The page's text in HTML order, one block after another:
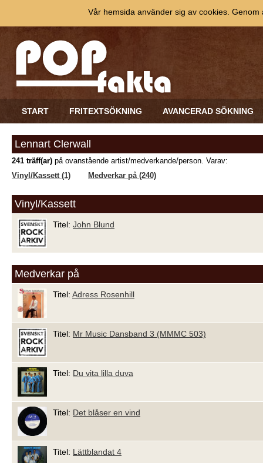
START FRITEXTSÖKNING AVANCERAD SÖKNING
Lennart Clerwall
241 träff(ar) på ovanstående artist/medverkande/person. Varav:
Vinyl/Kassett (1)
Medverkar på (240)
Vinyl/Kassett
Titel: John Blund
Medverkar på
Titel: Adress Rosenhill
Titel: Mr Music Dansband 3 (MMMC 503)
Titel: Du vita lilla duva
Titel: Det blåser en vind
Titel: Lättblandat 4
Vår hemsida använder sig av cookies.